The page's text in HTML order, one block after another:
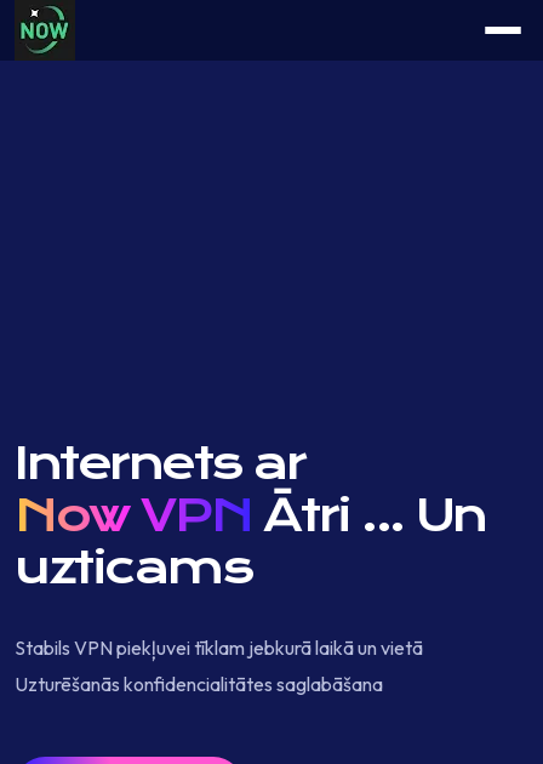
Internets ar
Now VPN Ātri ... Un
uzticams
Stabils VPN piekļuvei tīklam jebkurā laikā un vietā
Uzturēšanās konfidencialitātes saglabāšana